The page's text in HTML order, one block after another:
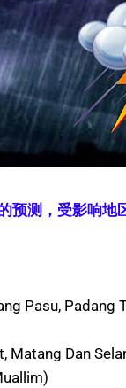
预测，受影响地
Pasu, Padang
Matang Dan